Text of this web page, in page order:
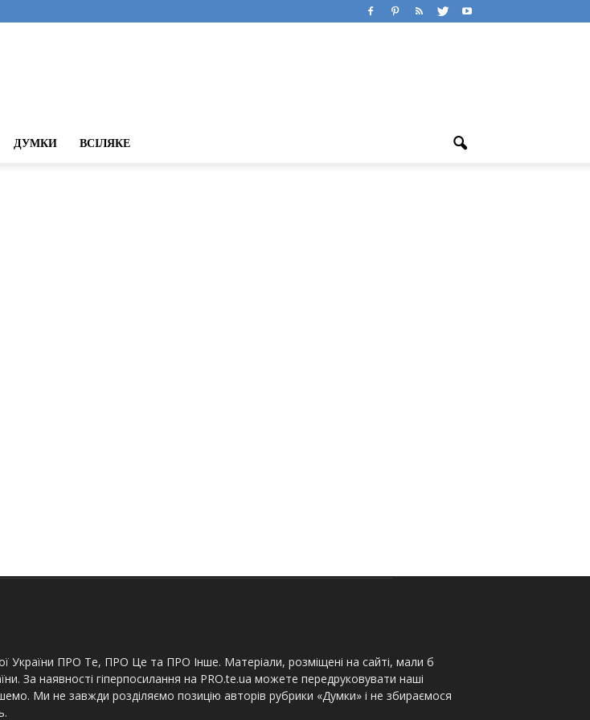
ДУМКИ ВСІЛЯКЕ
України ПРО Те, ПРО Це та ПРО Інше. Матеріали, розміщені на сайті, мали б
За наявності гіперпосилання на PRO.te.ua можете передруковувати наші
Ми не завжди розділяємо позицію авторів рубрики «Думки» і не збираємося